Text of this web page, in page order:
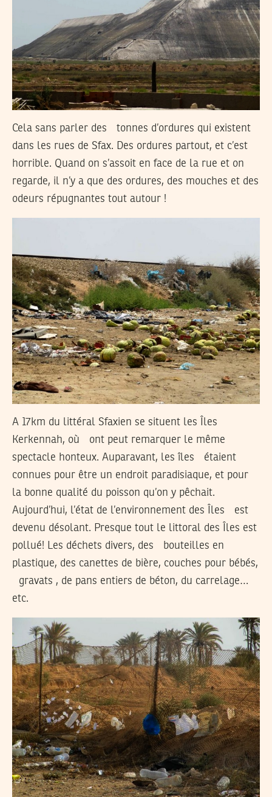
Cela sans parler des tonnes d’ordures qui existent
dans les rues de Sfax. Des ordures partout, et c’est
horrible. Quand on s’assoit en face de la rue et on
regarde, il n’y a que des ordures, des mouches et des
odeurs répugnantes tout autour !
A 17km du littéral Sfaxien se situent les Îles
Kerkennah, où ont peut remarquer le même
spectacle honteux. Auparavant, les îles étaient
connues pour être un endroit paradisiaque, et pour
la bonne qualité du poisson qu’on y pêchait.
Aujourd’hui, l’état de l’environnement des Îles est
devenu désolant. Presque tout le littoral des Îles est
pollué! Les déchets divers, des bouteilles en
plastique, des canettes de bière, couches pour bébés,
gravats , de pans entiers de béton, du carrelage…
etc.